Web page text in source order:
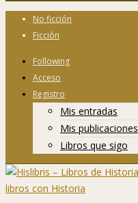
No ficción
Ficción
Following
Acceso
Registro
Mis entradas
Mis publicaciones
Libros que sigo